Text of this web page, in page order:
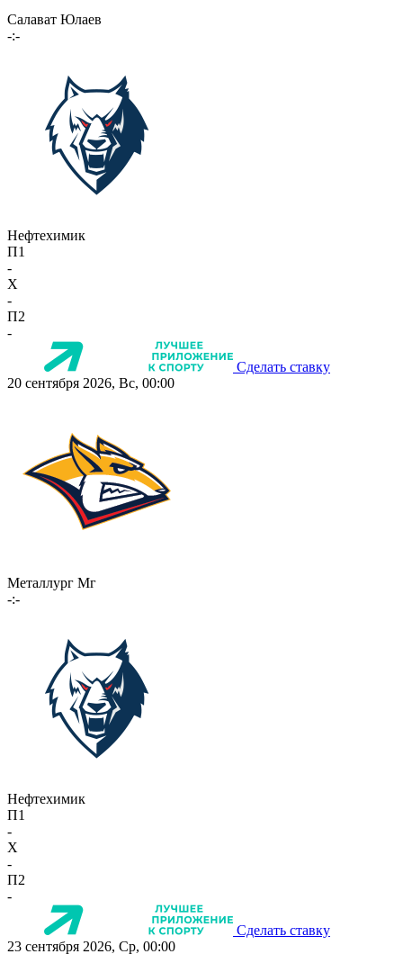
Салават Юлаев
-:-
Нефтехимик
П1
-
X
-
П2
-
Сделать ставку
20 сентября 2026, Вс, 00:00
Металлург Мг
-:-
Нефтехимик
П1
-
X
-
П2
-
Сделать ставку
23 сентября 2026, Ср, 00:00